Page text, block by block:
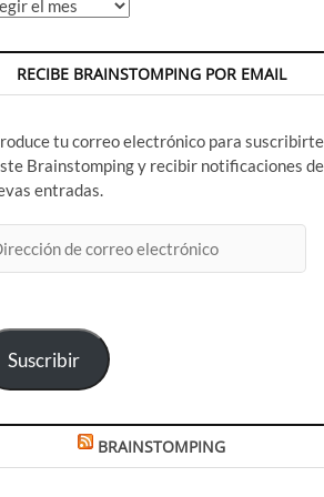
RECIBE BRAINSTOMPING POR EMAIL
tu correo electrónico para suscribirte
Brainstomping y recibir notificaciones de
entradas.
Suscribir
BRAINSTOMPING